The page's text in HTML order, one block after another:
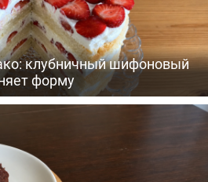
клубничный шифоновый
форму